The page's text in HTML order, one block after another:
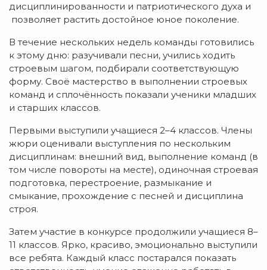
дисциплинированности и патриотического духа и
позволяет растить достойное юное поколение.
В течение нескольких недель команды готовились
к этому дню: разучивали песни, учились ходить
строевым шагом, подбирали соответствующую
форму. Своё мастерство в выполнении строевых
команд и сплочённость показали ученики младших
и старших классов.
Первыми выступили учащиеся 2–4 классов. Члены
жюри оценивали выступления по нескольким
дисциплинам: внешний вид, выполнение команд (в
том числе повороты на месте), одиночная строевая
подготовка, перестроение, размыкание и
смыкание, прохождение с песней и дисциплина
строя.
Затем участие в конкурсе продолжили учащиеся 8–
11 классов. Ярко, красиво, эмоционально выступили
все ребята. Каждый класс постарался показать